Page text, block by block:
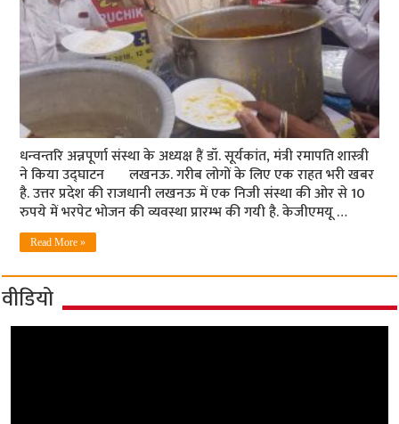
धन्वन्तरि अन्नपूर्णा संस्था के अध्यक्ष हैं डॉ. सूर्यकांत, मंत्री रमापति शास्त्री
ने किया उद्घाटन लखनऊ. गरीब लोगों के लिए एक राहत भरी खबर
है. उत्तर प्रदेश की राजधानी लखनऊ में एक निजी संस्था की ओर से 10
रुपये में भरपेट भोजन की व्यवस्था प्रारम्भ की गयी है. केजीएमयू …
Read More »
वीडियो